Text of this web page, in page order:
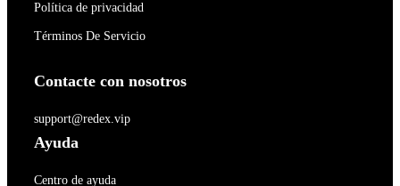
Política de privacidad
Términos De Servicio
Contacte con nosotros
support@redex.vip
Ayuda
Centro de ayuda